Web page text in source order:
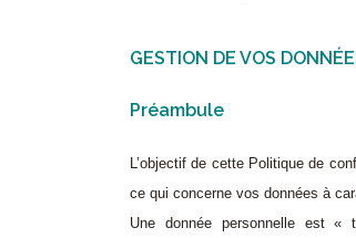
GESTION DE VOS
Préambule
L’objectif de cette Politique de
ce qui concerne vos données à
Une donnée personnelle est «